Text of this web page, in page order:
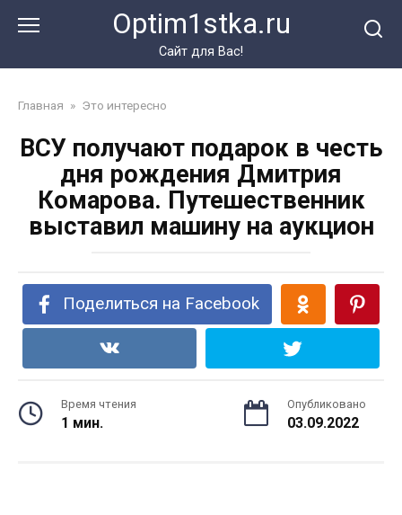
Optim1stka.ru
Сайт для Вас!
Главная » Это интересно
ВСУ получают подарок в честь
дня рождения Дмитрия
Комарова. Путешественник
выставил машину на аукцион
Поделиться на Facebook
Время чтения
1 мин.
Опубликовано
03.09.2022